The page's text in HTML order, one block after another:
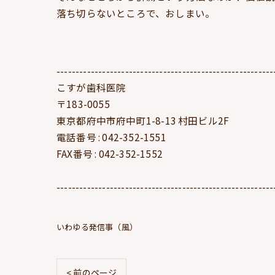
落ち切らないところで、おしまい。
こすが歯科医院
〒183-0055
東京都府中市府中町1-8-13 村田ビル2F
電話番号 : 042-352-1551
FAX番号 : 042-352-1552
いわゆる発信事（風）
< 前のページ